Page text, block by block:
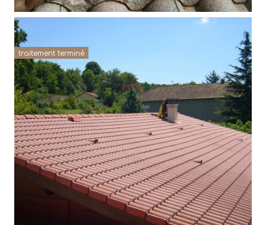
traitement terminé